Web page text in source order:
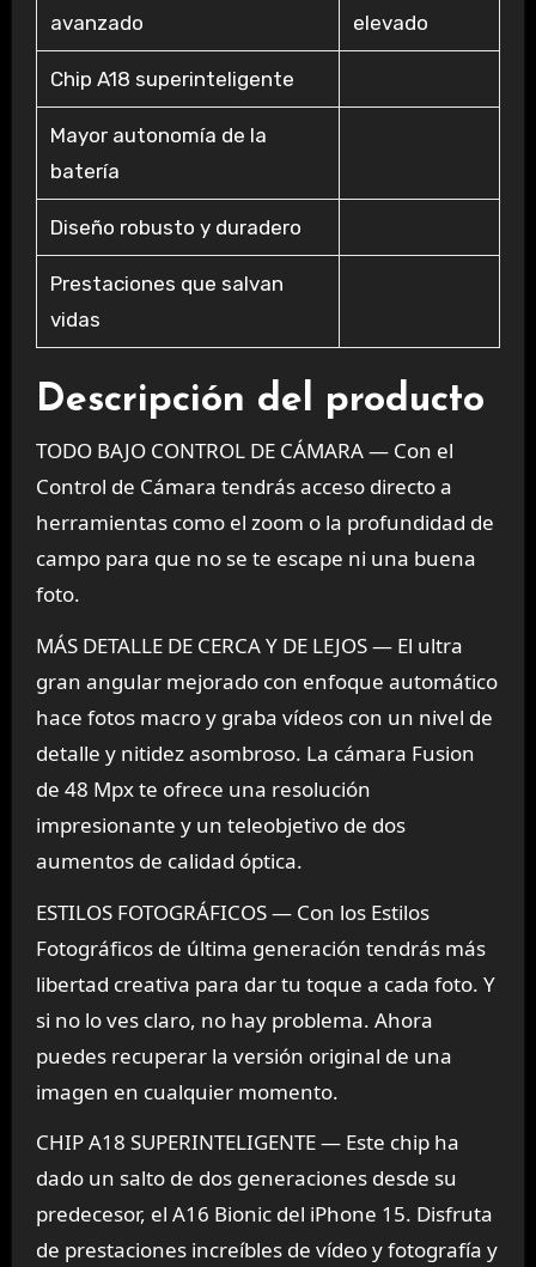
avanzado
elevado
Chip A18 superinteligente
Mayor autonomía de la
batería
Diseño robusto y duradero
Prestaciones que salvan
vidas
Descripción del producto
TODO BAJO CONTROL DE CÁMARA — Con el
Control de Cámara tendrás acceso directo a
herramientas como el zoom o la profundidad de
campo para que no se te escape ni una buena
foto.
MÁS DETALLE DE CERCA Y DE LEJOS — El ultra
gran angular mejorado con enfoque automático
hace fotos macro y graba vídeos con un nivel de
detalle y nitidez asombroso. La cámara Fusion
de 48 Mpx te ofrece una resolución
impresionante y un teleobjetivo de dos
aumentos de calidad óptica.
ESTILOS FOTOGRÁFICOS — Con los Estilos
Fotográficos de última generación tendrás más
libertad creativa para dar tu toque a cada foto. Y
si no lo ves claro, no hay problema. Ahora
puedes recuperar la versión original de una
imagen en cualquier momento.
CHIP A18 SUPERINTELIGENTE — Este chip ha
dado un salto de dos generaciones desde su
predecesor, el A16 Bionic del iPhone 15. Disfruta
de prestaciones increíbles de vídeo y fotografía y